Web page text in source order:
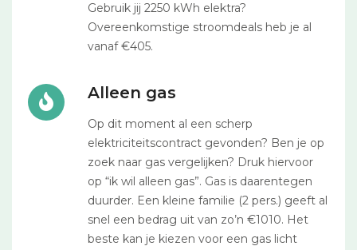
Gebruik jij 2250 kWh elektra?
Overeenkomstige stroomdeals heb je al
vanaf €405.
Alleen gas
Op dit moment al een scherp
elektriciteitscontract gevonden? Ben je op
zoek naar gas vergelijken? Druk hiervoor
op “ik wil alleen gas”. Gas is daarentegen
duurder. Een kleine familie (2 pers.) geeft al
snel een bedrag uit van zo’n €1010. Het
beste kan je kiezen voor een gas licht